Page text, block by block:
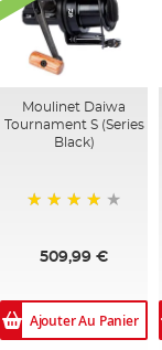
Moulinet Daiwa
Tournament S (Series
Black)
509,99 €
Ajouter Au Panier